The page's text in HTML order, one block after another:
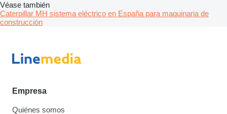
Véase también
Caterpillar MH sistema eléctrico en España para maquinaria de
construcción
Empresa
Quiénes somos